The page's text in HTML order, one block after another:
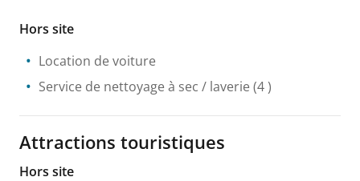
Hors site
Location de voiture
Service de nettoyage à sec / laverie (4 )
Attractions touristiques
Hors site